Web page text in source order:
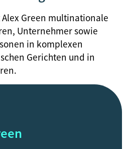
Green multinationale
Unternehmer sowie
in komplexen
Gerichten und in